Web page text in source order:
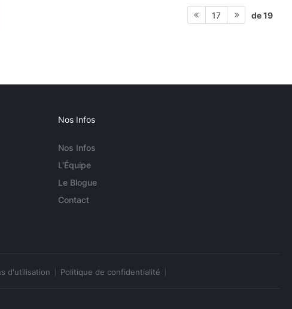
17 de 19
Nos Infos
Nos Infos
L'Équipe
Le Blogue
Contact
d'utilisation Politique de confidentialité